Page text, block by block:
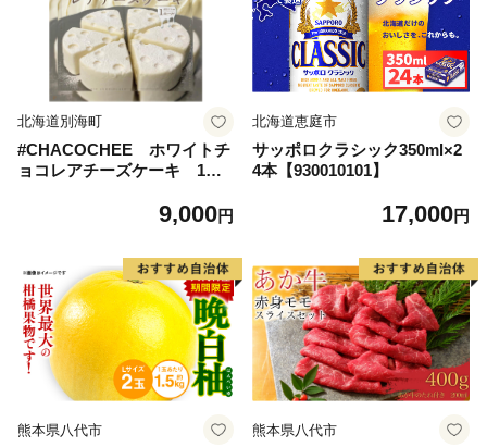
北海道別海町
#CHACOCHEE ホワイトチ
ョコレアチーズケーキ 1ホ
海町,チーズ,ちーず,チーズケ
9,000円
北海道恵庭市
サッポロクラシック350ml×2
4本【930010101】
17,000円
熊本県八代市 熊本県八代市